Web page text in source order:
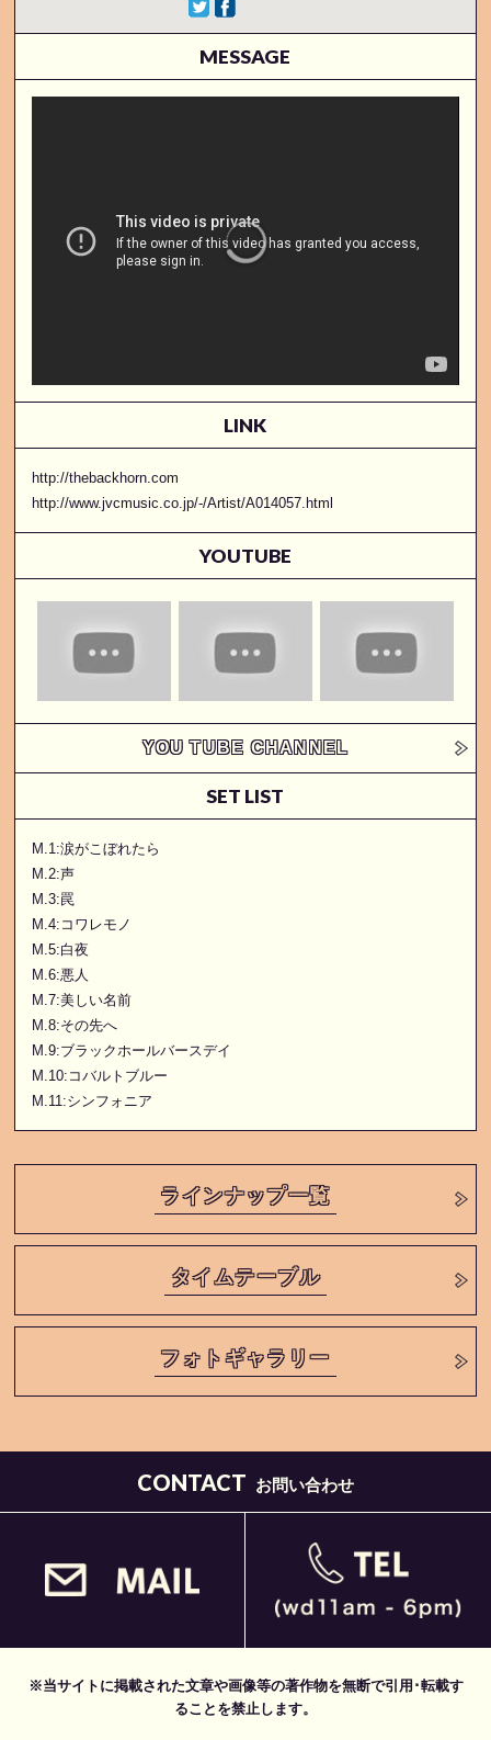
MESSAGE
LINK
http://thebackhorn.com
http://www.jvcmusic.co.jp/-/Artist/A014057.html
YOUTUBE
YOU TUBE CHANNEL
SET LIST
M.1:涙がこぼれたら
M.2:声
M.3:罠
M.4:コワレモノ
M.5:白夜
M.6:悪人
M.7:美しい名前
M.8:その先へ
M.9:ブラックホールバースデイ
M.10:コバルトブルー
M.11:シンフォニア
ラインナップ一覧
タイムテーブル
フォトギャラリー
CONTACT お問い合わせ
※当サイトに掲載された文章や画像等の著作物を無断で引用･転載す
ることを禁止します。